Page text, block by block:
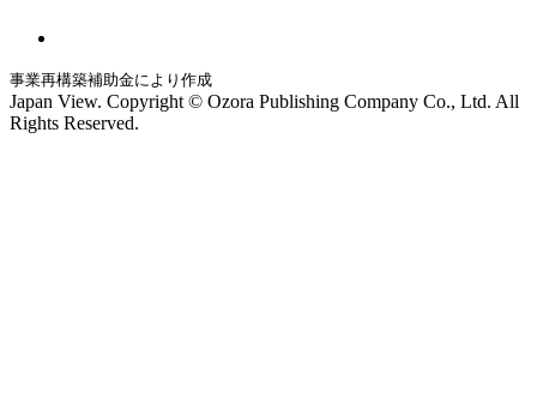
事業再構築補助金により作成
Japan View. Copyright © Ozora Publishing Company Co., Ltd. All
Rights Reserved.